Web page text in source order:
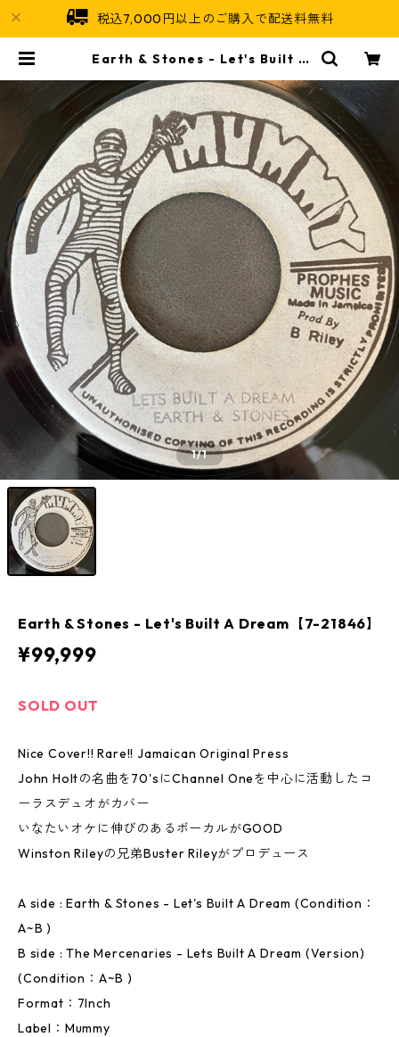
税込7,000円以上のご購入で配送料無料
Earth & Stones - Let's Built A
Soul
1/1
Earth & Stones - Let's Built A Dream【7-21846】
¥99,999
SOLD OUT
Nice Cover!! Rare!! Jamaican Original Press
John Holtの名曲を70'sにChannel Oneを中心に活動したコ
ーラスデュオがカバー
いなたいオケに伸びのあるボーカルがGOOD
Winston Rileyの兄弟Buster Rileyがプロデュース
A side : Earth & Stones - Let's Built A Dream (Condition：
A~B )
B side : The Mercenaries - Lets Built A Dream (Version)
(Condition：A~B )
Format：7Inch
Label：Mummy